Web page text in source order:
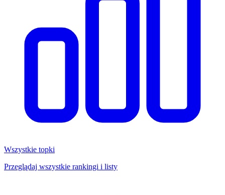
Wszystkie topki
Przeglądaj wszystkie rankingi i listy